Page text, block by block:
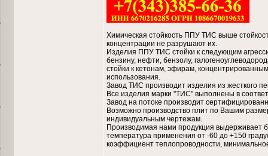
Химическая стойкость ППУ ТИС выше
концентрации не разрушают их.
Изделия ППУ ТИС стойки к следующим
бензину, нефти, бензолу,
стойки к кетонам, эфирам,
использования.
Завод ТИС производит изделия из жесткого
Все изделия марки "ТИС" выполнены в
Завод на потоке производит
Возможно производство плит по Вашим
индивидуальным чертежам.
Производимая нами продукция выдерживает
температура применения от -60 до +150
коэффициент теплопроводности,